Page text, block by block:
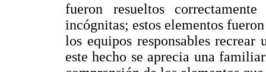
fueron resueltos
incógnitas; estos elementos
los equipos responsables
este hecho se aprecia una